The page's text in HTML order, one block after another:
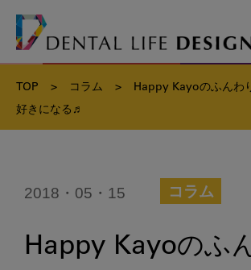
TOP > コラム >
Happy Kayoのふんわ
好きになる♬
2018・05・15 コラム
Happy Kayoのふ